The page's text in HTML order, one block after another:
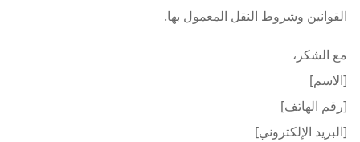
القوانين وشروط النقل المعمول بها.
مع الشكر،
[الاسم]
[رقم الهاتف]
[البريد الإلكتروني]